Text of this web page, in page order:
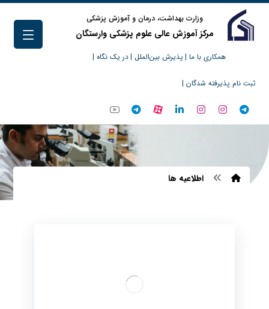
وزارت بهداشت، درمان و آموزش پزشکی
مرکز آموزش عالی علوم پزشکی وارستگان
همکاری با ما | پذیرش بین‌الملل |در یک نگاه |
ثبت نام پذیرفته شدگان |
اطلاعیه ها